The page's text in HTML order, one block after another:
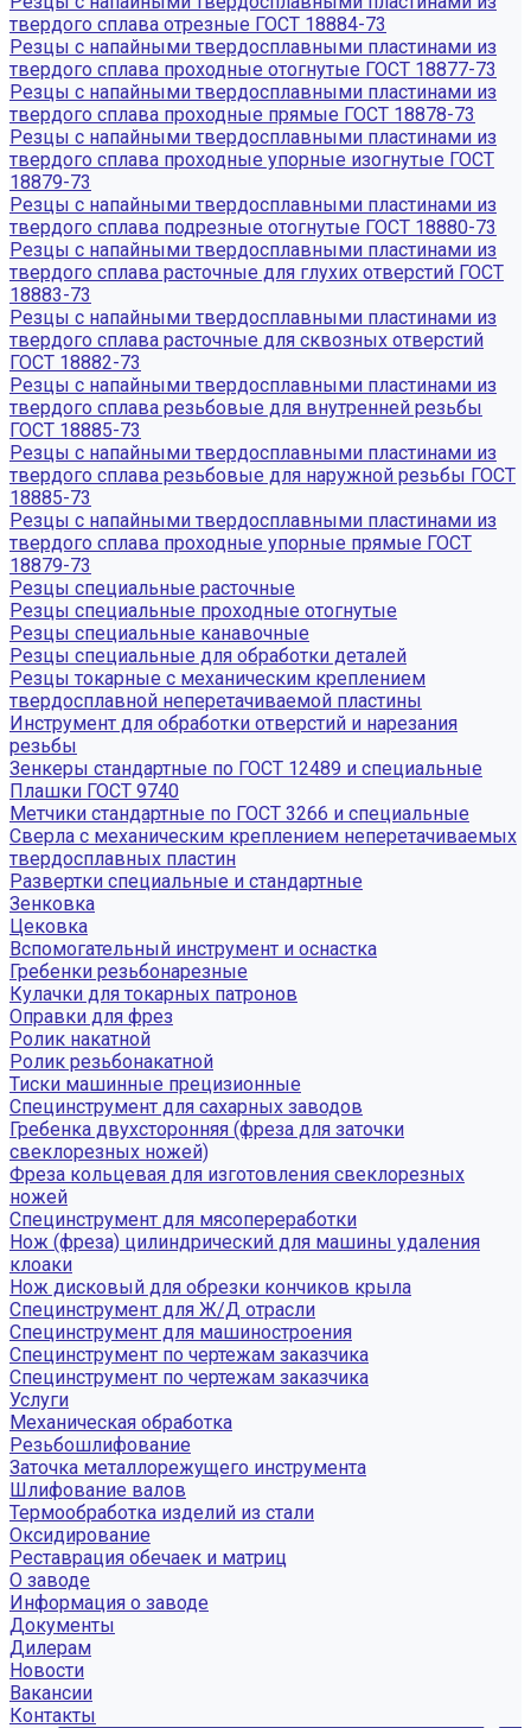
твердого сплава отрезные ГОСТ 18884-73
Резцы с напайными твердосплавными пластинами из
твердого сплава проходные отогнутые ГОСТ 18877-73
Резцы с напайными твердосплавными пластинами из
твердого сплава проходные прямые ГОСТ 18878-73
Резцы с напайными твердосплавными пластинами из
твердого сплава проходные упорные изогнутые ГОСТ
18879-73
Резцы с напайными твердосплавными пластинами из
твердого сплава подрезные отогнутые ГОСТ 18880-73
Резцы с напайными твердосплавными пластинами из
твердого сплава расточные для глухих отверстий ГОСТ
18883-73
Резцы с напайными твердосплавными пластинами из
твердого сплава расточные для сквозных отверстий
ГОСТ 18882-73
Резцы с напайными твердосплавными пластинами из
твердого сплава резьбовые для внутренней резьбы
ГОСТ 18885-73
Резцы с напайными твердосплавными пластинами из
твердого сплава резьбовые для наружной резьбы ГОСТ
18885-73
Резцы с напайными твердосплавными пластинами из
твердого сплава проходные упорные прямые ГОСТ
18879-73
Резцы специальные расточные
Резцы специальные проходные отогнутые
Резцы специальные канавочные
Резцы специальные для обработки деталей
Резцы токарные с механическим креплением
твердосплавной неперетачиваемой пластины
Инструмент для обработки отверстий и нарезания
резьбы
Зенкеры стандартные по ГОСТ 12489 и специальные
Плашки ГОСТ 9740
Метчики стандартные по ГОСТ 3266 и специальные
Сверла с механическим креплением неперетачиваемых
твердосплавных пластин
Развертки специальные и стандартные
Зенковка
Цековка
Вспомогательный инструмент и оснастка
Гребенки резьбонарезные
Кулачки для токарных патронов
Оправки для фрез
Ролик накатной
Ролик резьбонакатной
Тиски машинные прецизионные
Специнструмент для сахарных заводов
Гребенка двухсторонняя (фреза для заточки
свеклорезных ножей)
Фреза кольцевая для изготовления свеклорезных
ножей
Специнструмент для мясопереработки
Нож (фреза) цилиндрический для машины удаления
клоаки
Нож дисковый для обрезки кончиков крыла
Специнструмент для Ж/Д отрасли
Специнструмент для машиностроения
Специнструмент по чертежам заказчика
Специнструмент по чертежам заказчика
Услуги
Механическая обработка
Резьбошлифование
Заточка металлорежущего инструмента
Шлифование валов
Термообработка изделий из стали
Оксидирование
Реставрация обечаек и матриц
О заводе
Информация о заводе
Документы
Дилерам
Новости
Вакансии
Контакты